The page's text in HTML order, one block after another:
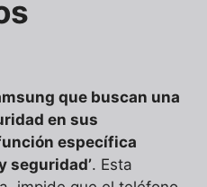
que buscan una
en sus
específica
seguridad’. Esta